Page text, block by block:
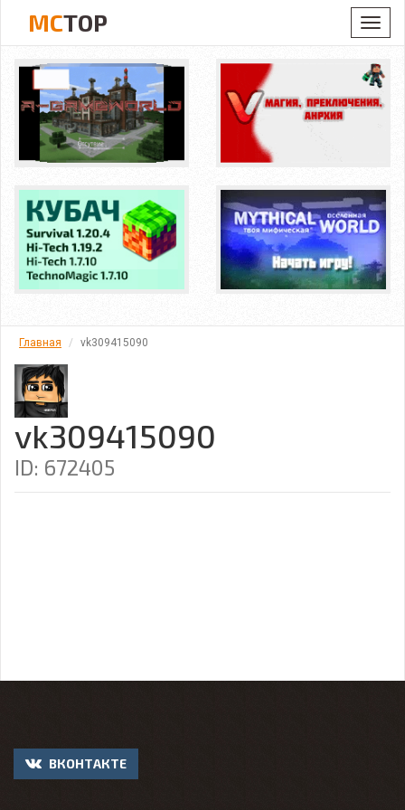
MCTOP
Главная vk309415090
vk309415090
ID: 672405
ВКОНТАКТЕ